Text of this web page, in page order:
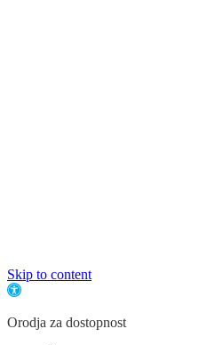
Skip to content
Open toolbar
Orodja za dostopnost